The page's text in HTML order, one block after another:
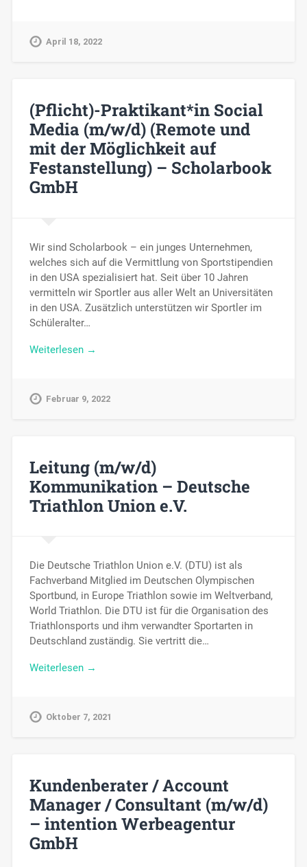
April 18, 2022
(Pflicht)-Praktikant*in Social
Media (m/w/d) (Remote und
mit der Möglichkeit auf
Festanstellung) – Scholarbook
GmbH
Wir sind Scholarbook – ein junges Unternehmen,
welches sich auf die Vermittlung von Sportstipendien
in den USA spezialisiert hat. Seit über 10 Jahren
vermitteln wir Sportler aus aller Welt an Universitäten
in den USA. Zusätzlich unterstützen wir Sportler im
Schüleralter…
Weiterlesen →
Februar 9, 2022
Leitung (m/w/d)
Kommunikation – Deutsche
Triathlon Union e.V.
Die Deutsche Triathlon Union e.V. (DTU) ist als
Fachverband Mitglied im Deutschen Olympischen
Sportbund, in Europe Triathlon sowie im Weltverband,
World Triathlon. Die DTU ist für die Organisation des
Triathlonsports und ihm verwandter Sportarten in
Deutschland zuständig. Sie vertritt die…
Weiterlesen →
Oktober 7, 2021
Kundenberater / Account
Manager / Consultant (m/w/d)
– intention Werbeagentur
GmbH